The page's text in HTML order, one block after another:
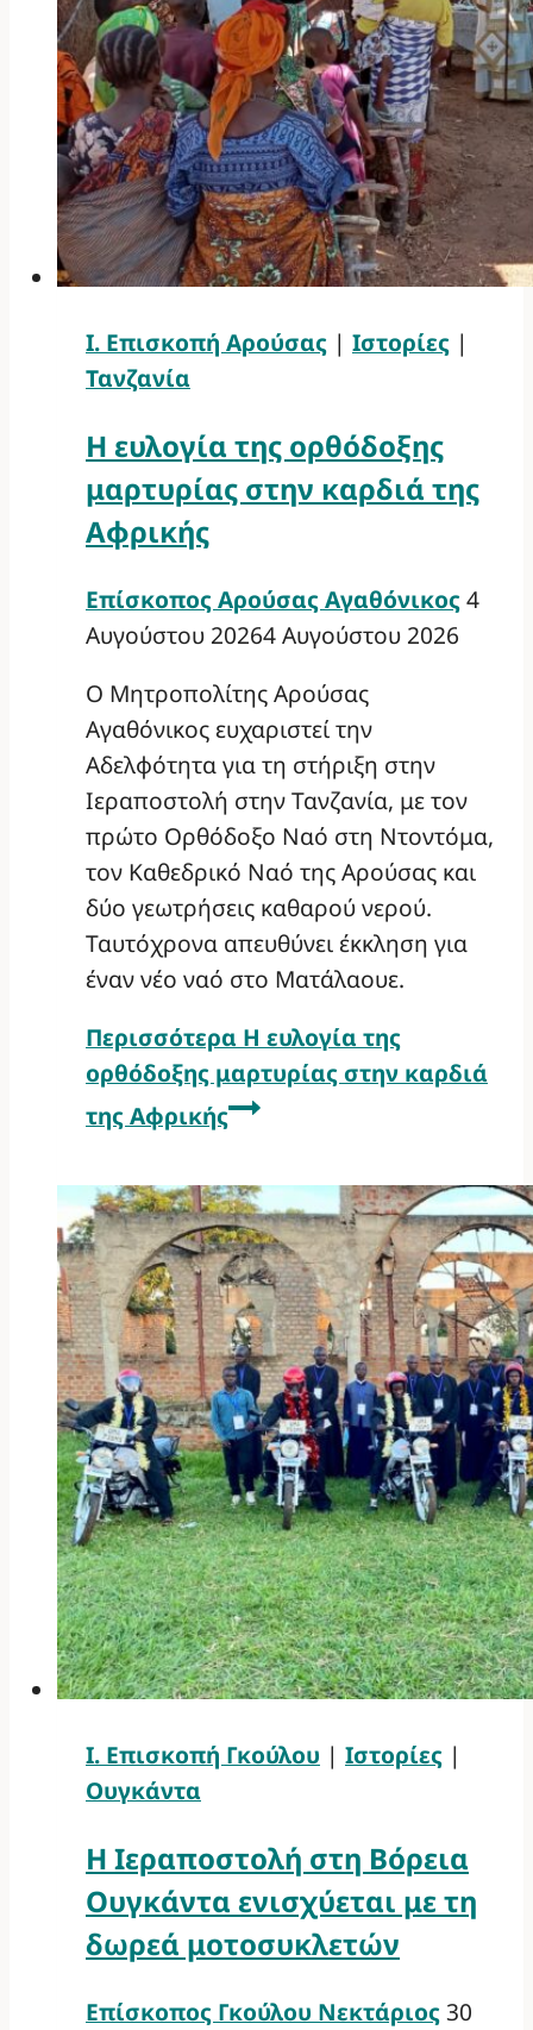
Ι. Επισκοπή Αρούσας | Ιστορίες |
Τανζανία
Η ευλογία της ορθόδοξης
μαρτυρίας στην καρδιά της
Αφρικής
Επίσκοπος Αρούσας Αγαθόνικος 4
Αυγούστου 20264 Αυγούστου 2026
Ο Μητροπολίτης Αρούσας
Αγαθόνικος ευχαριστεί την
Αδελφότητα για τη στήριξη στην
Ιεραποστολή στην Τανζανία, με τον
πρώτο Ορθόδοξο Ναό στη Ντοντόμα,
τον Καθεδρικό Ναό της Αρούσας και
δύο γεωτρήσεις καθαρού νερού.
Ταυτόχρονα απευθύνει έκκληση για
έναν νέο ναό στο Ματάλαουε.
Περισσότερα Η ευλογία της
ορθόδοξης μαρτυρίας στην καρδιά
της Αφρικής
Ι. Επισκοπή Γκούλου | Ιστορίες |
Ουγκάντα
Η Ιεραποστολή στη Βόρεια
Ουγκάντα ενισχύεται με τη
δωρεά μοτοσυκλετών
Επίσκοπος Γκούλου Νεκτάριος 30